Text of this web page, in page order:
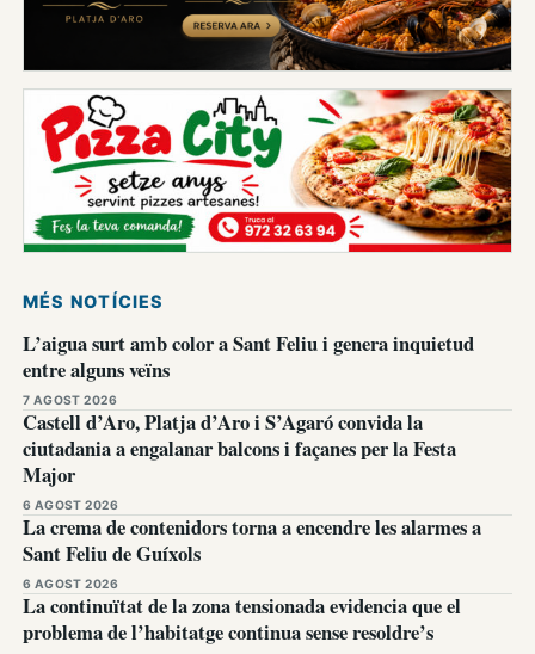
MÉS NOTÍCIES
L’aigua surt amb color a Sant Feliu i genera inquietud
entre alguns veïns
7 AGOST 2026
Castell d’Aro, Platja d’Aro i S’Agaró convida la
ciutadania a engalanar balcons i façanes per la Festa
Major
6 AGOST 2026
La crema de contenidors torna a encendre les alarmes a
Sant Feliu de Guíxols
6 AGOST 2026
La continuïtat de la zona tensionada evidencia que el
problema de l’habitatge continua sense resoldre’s